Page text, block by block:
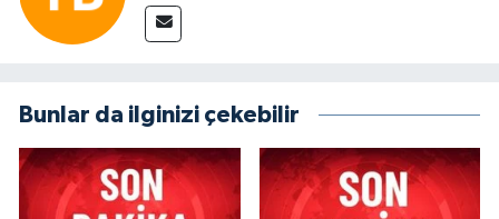
Bunlar da ilginizi çekebilir